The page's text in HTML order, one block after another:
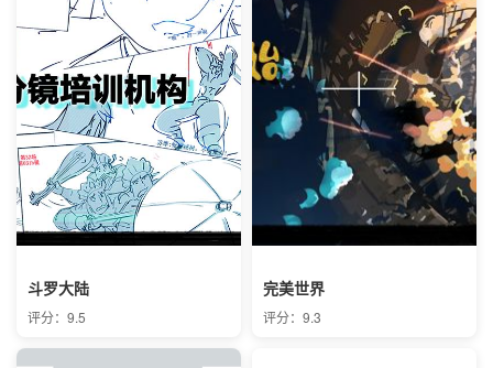
斗罗大陆
评分：9.5
完美世界
评分：9.3